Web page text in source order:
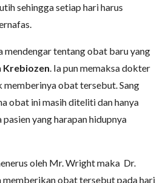
sehingga setiap hari harus
mendengar tentang obat baru yang
Krebiozen . Ia pun memaksa dokter
memberinya obat tersebut. Sang
obat ini masih diteliti dan hanya
yang harapan hidupnya
oleh Mr. Wright maka Dr.
memberikan obat tersebut pada hari